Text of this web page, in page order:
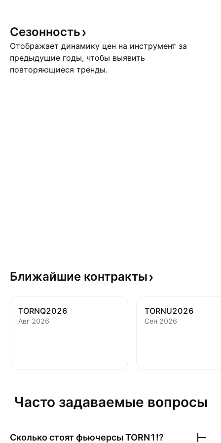
Сезонность
Отображает динамику цен на инструмент за
предыдущие годы, чтобы выявить
повторяющиеся тренды.
Ближайшие контракты
TORNQ2026
Авг 2026
TORNU2026
Сен 2026
Часто задаваемые вопросы
Сколько стоят фьючерсыTORN1!?